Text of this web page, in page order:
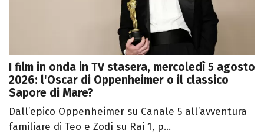
I film in onda in TV stasera, mercoledì 5 agosto
2026: l'Oscar di Oppenheimer o il classico
Sapore di Mare?
Dall’epico Oppenheimer su Canale 5 all’avventura
familiare di Teo e Zodì su Rai 1, p...